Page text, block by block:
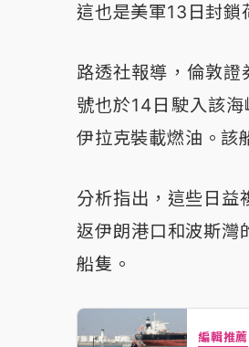
這也是美軍13日封鎖
路透社報導，倫敦
號也於14日駛入該
伊拉克裝載燃油。該
分析指出，這些日益
返伊朗港口和波斯灣
船隻。
編輯推薦